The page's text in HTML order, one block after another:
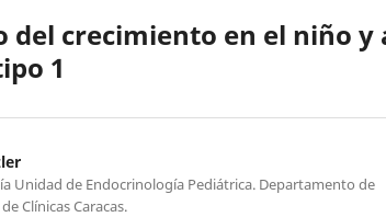
del crecimiento en el niño y
1
Unidad de Endocrinología Pediátrica. Departamento de
Clínicas Caracas.